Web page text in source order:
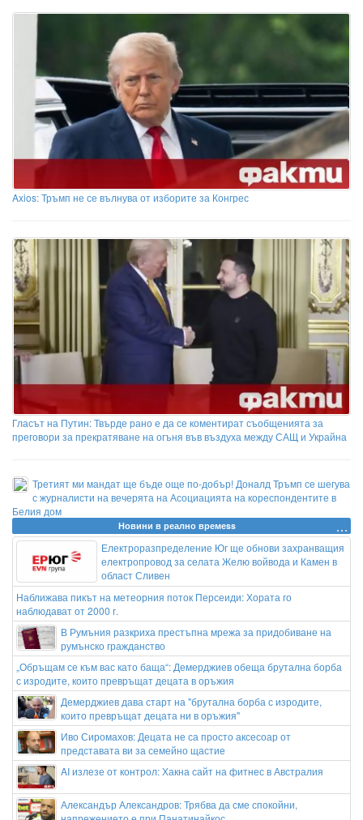
Axios: Тръмп не се вълнува от изборите за Конгрес
Гласът на Путин: Твърде рано е да се коментират съобщенията за
преговори за прекратяване на огъня във въздуха между САЩ и Украйна
Третият ми мандат ще бъде още по-добър! Доналд Тръмп се шегува
с журналисти на вечерята на Асоциацията на кореспондентите в
Белия дом
Новини в реално времеss
Електроразпределение Юг ще обнови захранващия
електропровод за селата Желю войвода и Камен в
област Сливен
Наближава пикът на метеорния поток Персеиди: Хората го
наблюдават от 2000 г.
В Румъния разкриха престъпна мрежа за придобиване на
румънско гражданство
„Обръщам се към вас като баща“: Демерджиев обеща брутална борба
с изродите, които превръщат децата в оръжия
Демерджиев дава старт на "брутална борба с изродите,
които превръщат децата ни в оръжия"
Иво Сиромахов: Децата не са просто аксесоар от
представата ви за семейно щастие
AI излезе от контрол: Хакна сайт на фитнес в Австралия
Александър Александров: Трябва да сме спокойни,